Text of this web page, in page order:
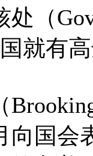
（
就有
向国